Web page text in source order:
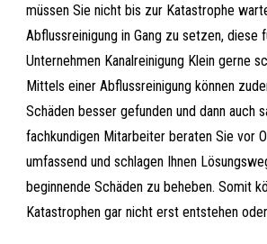
müssen Sie nicht bis zur Katastrophe
Abflussreinigung in Gang zu setzen, diese
Unternehmen Kanalreinigung Klein gerne
Mittels einer Abflussreinigung können
Schäden besser gefunden und dann auch
fachkundigen Mitarbeiter beraten Sie vor
umfassend und schlagen Ihnen
beginnende Schäden zu beheben. Somit
Katastrophen gar nicht erst entstehen